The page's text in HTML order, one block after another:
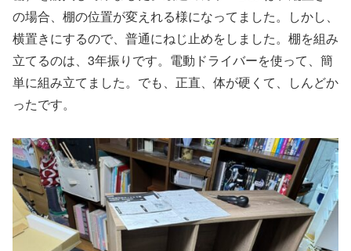
の場合、棚の位置が変えれる様になってました。しかし、
横置きにするので、普通にねじ止めをしました。棚を組み
立てるのは、3年振りです。電動ドライバーを使って、簡
単に組み立てました。でも、正直、体が硬くて、しんどか
ったです。